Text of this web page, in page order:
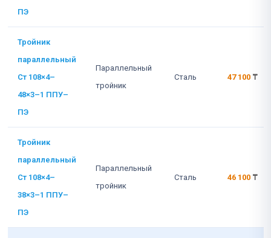
ПЭ
Тройник
параллельный
Ст 108×4–
48×3–1 ППУ–
ПЭ
Параллельный
тройник
Сталь 47 100 ₸
Тройник
параллельный
Ст 108×4–
38×3–1 ППУ–
ПЭ
Параллельный
тройник
Сталь 46 100 ₸